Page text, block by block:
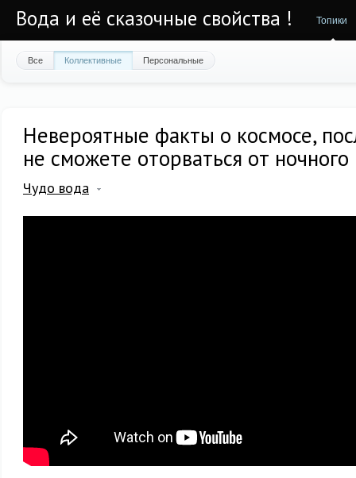
Вода и её сказочные свойства ! Топики
Все Коллективные Персональные
Невероятные факты о космосе,
не сможете оторваться от
Чудо вода